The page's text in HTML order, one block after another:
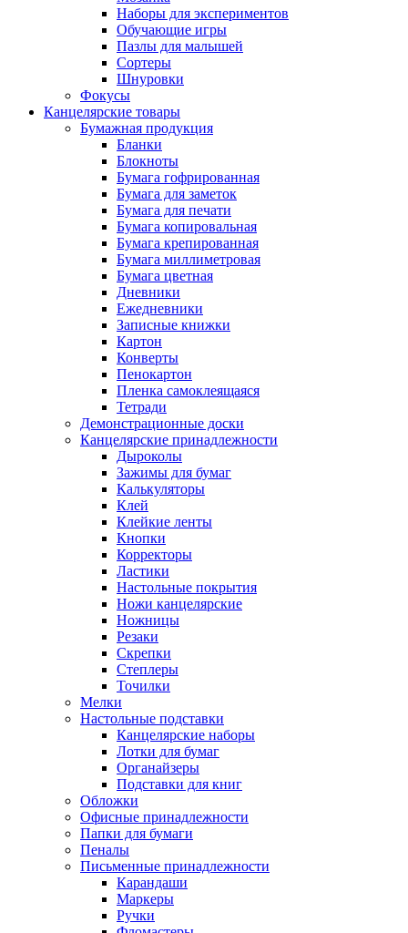
Наборы для экспериментов
Обучающие игры
Пазлы для малышей
Сортеры
Шнуровки
Фокусы
Канцелярские товары
Бумажная продукция
Бланки
Блокноты
Бумага гофрированная
Бумага для заметок
Бумага для печати
Бумага копировальная
Бумага крепированная
Бумага миллиметровая
Бумага цветная
Дневники
Ежедневники
Записные книжки
Картон
Конверты
Пенокартон
Пленка самоклеящаяся
Тетради
Демонстрационные доски
Канцелярские принадлежности
Дыроколы
Зажимы для бумаг
Калькуляторы
Клей
Клейкие ленты
Кнопки
Корректоры
Ластики
Настольные покрытия
Ножи канцелярские
Ножницы
Резаки
Скрепки
Степлеры
Точилки
Мелки
Настольные подставки
Канцелярские наборы
Лотки для бумаг
Органайзеры
Подставки для книг
Обложки
Офисные принадлежности
Папки для бумаги
Пеналы
Письменные принадлежности
Карандаши
Маркеры
Ручки